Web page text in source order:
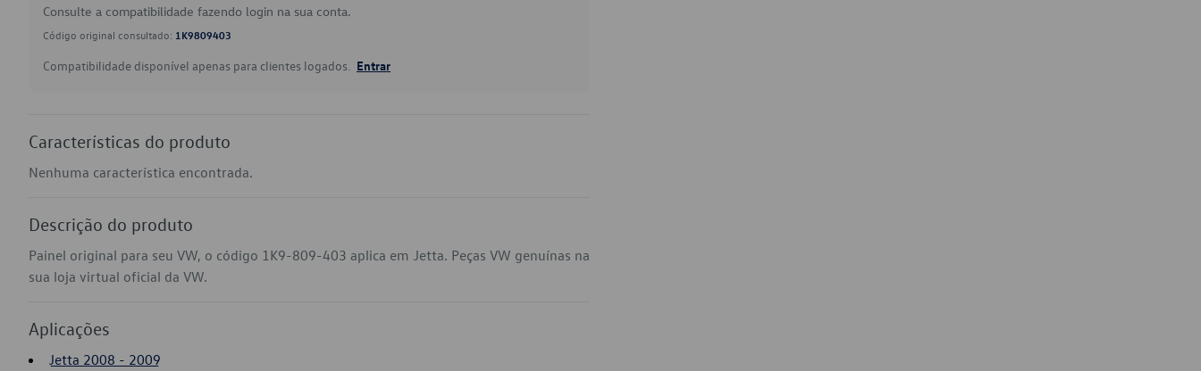
Consulte a compatibilidade fazendo login na sua conta.
Código original consultado: 1K9809403
Compatibilidade disponível apenas para clientes logados. Entrar
Características do produto
Nenhuma característica encontrada.
Descrição do produto
Painel original para seu VW, o código 1K9-809-403 aplica em Jetta. Peças VW genuínas na
sua loja virtual oficial da VW.
Aplicações
Jetta 2008 - 2009